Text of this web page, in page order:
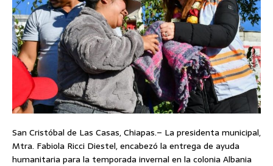
San Cristóbal de Las Casas, Chiapas.– La presidenta municipal,
Mtra. Fabiola Ricci Diestel, encabezó la entrega de ayuda
humanitaria para la temporada invernal en la colonia Albania